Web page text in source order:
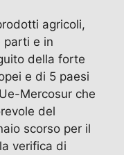
agricoli,
parti e in
della forte
e di 5 paesi
Mercosur che
del
scorso per il
verifica di